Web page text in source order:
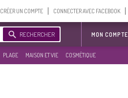
CRÉER UN COMPTE CONNECTER AVEC FACEBOOK
RECHERCHER MON COMPTE
PLAGE MAISON ET VIE COSMÉTIQUE